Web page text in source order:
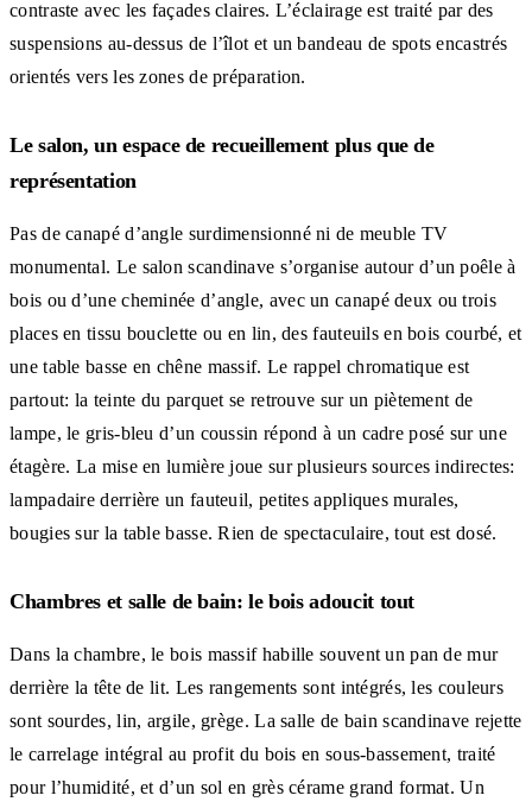
contraste avec les façades claires. L’éclairage est traité par des
suspensions au-dessus de l’îlot et un bandeau de spots encastrés
orientés vers les zones de préparation.
Le salon, un espace de recueillement plus que de
représentation
Pas de canapé d’angle surdimensionné ni de meuble TV
monumental. Le salon scandinave s’organise autour d’un poêle à
bois ou d’une cheminée d’angle, avec un canapé deux ou trois
places en tissu bouclette ou en lin, des fauteuils en bois courbé, et
une table basse en chêne massif. Le rappel chromatique est
partout: la teinte du parquet se retrouve sur un piètement de
lampe, le gris-bleu d’un coussin répond à un cadre posé sur une
étagère. La mise en lumière joue sur plusieurs sources indirectes:
lampadaire derrière un fauteuil, petites appliques murales,
bougies sur la table basse. Rien de spectaculaire, tout est dosé.
Chambres et salle de bain: le bois adoucit tout
Dans la chambre, le bois massif habille souvent un pan de mur
derrière la tête de lit. Les rangements sont intégrés, les couleurs
sont sourdes, lin, argile, grège. La salle de bain scandinave rejette
le carrelage intégral au profit du bois en sous-bassement, traité
pour l’humidité, et d’un sol en grès cérame grand format. Un